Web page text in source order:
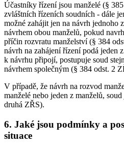
Účastníky řízení jsou manželé (§
zvláštních řízeních soudních - dále
možné zahájit jen na návrh jednoho
návrhem obou manželů, pokud
příčin rozvratu manželství (§ 384
návrh na zahájení řízení podá jeden
k návrhu připojí, postupuje soud
návrhem společným (§ 384 odst. 2
V případě, že návrh na rozvod
manželé nebo jeden z manželů,
druhá ZŘS).
6. Jaké jsou podmínky a
situace